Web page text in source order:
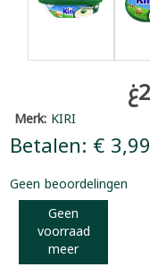
Merk: KIRI
Betalen: € 3,99
Geen beoordelingen
Geen
voorraad
meer